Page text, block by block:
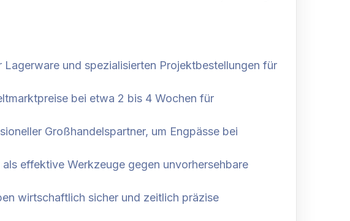
und spezialisierten Projektbestellungen für
bei etwa 2 bis 4 Wochen für
Großhandelspartner, um Engpässe bei
effektive Werkzeuge gegen unvorhersehbare
wirtschaftlich sicher und zeitlich präzise